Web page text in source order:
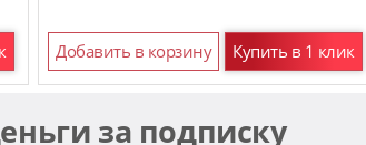
Добавить в корзину Купить в 1 клик
за подписку